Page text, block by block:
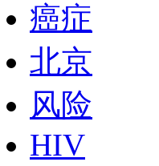
癌症
北京
风险
HIV